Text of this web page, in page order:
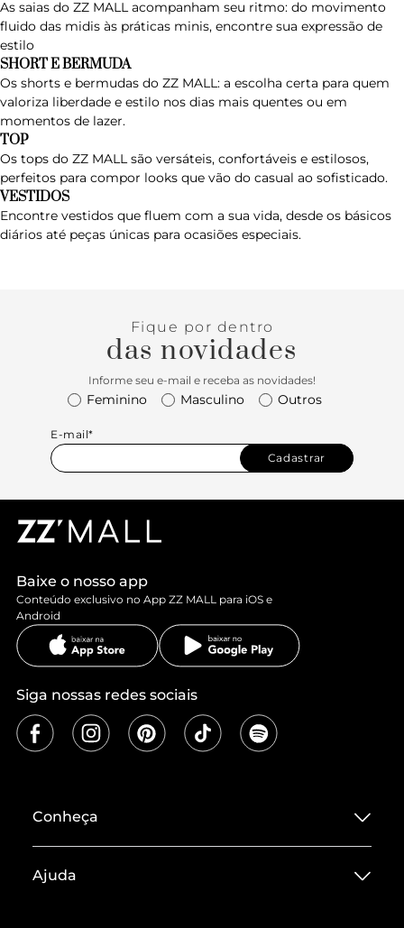
As saias do ZZ MALLacompanham seu ritmo: do movimento
fluido das midis às práticas minis, encontre sua expressão de
estilo
SHORT E BERMUDA
Os shorts e bermudas do ZZ MALL: a escolha certa para quem
valoriza liberdade e estilo nos dias mais quentes ou em
momentos de lazer.
TOP
Os tops do ZZ MALLsão versáteis, confortáveis e estilosos,
perfeitos para compor looks que vão do casual ao sofisticado.
VESTIDOS
Encontre vestidos que fluem com a sua vida, desde os básicos
diários até peças únicas para ocasiões especiais.
Fique por dentro
das novidades
Informe seu e-mail e receba as novidades!
Feminino Masculino Outros
E-mail*
Cadastrar
Baixe o nosso app
Conteúdo exclusivo no App ZZ MALL para iOS e
Android
Siga nossas redes sociais
Conheça
Termos de Uso
Ajuda